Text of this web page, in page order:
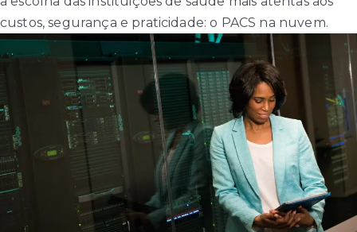
custos, segurança e praticidade: o PACS na nuvem.